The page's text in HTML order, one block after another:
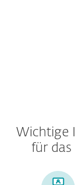
Wichtige
für das